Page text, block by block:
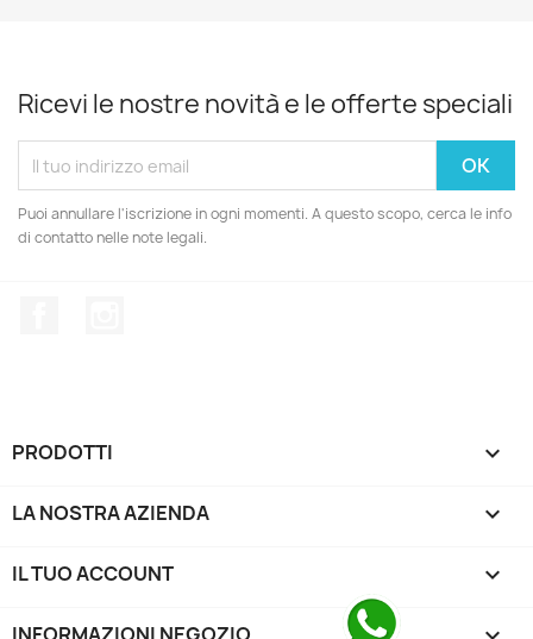
Ricevi le nostre novità e le offerte speciali
Puoi annullare l'iscrizione in ogni momenti. A questo scopo, cerca le info
di contatto nelle note legali.
PRODOTTI 
LA NOSTRA AZIENDA 
IL TUO ACCOUNT 